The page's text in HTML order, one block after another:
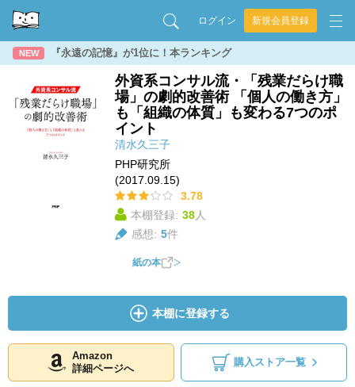
ログイン 新規会員登録
NEW 『永遠の記憶』が1位に！本ランキング
外資系コンサル流・「残業だらけ職
場」の劇的改善術 「個人の働き方」
も「組織の体質」も変わる7つのポ
イント
清水久三子
PHP研究所
(2017.09.15)
3.78
本棚登録: 38人
感想: 5件
紙の本
本棚に登録する
Amazon
詳細ページへ
購入ストア一覧